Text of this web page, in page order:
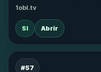
1obl.tv
SI Abrir
#57